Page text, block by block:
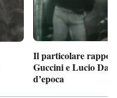
Il particolare
Guccini e Lucio
d’epoca